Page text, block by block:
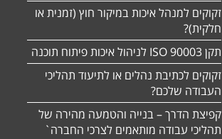
זקוקים למנהל איכות במיקור חוץ (זמנית או
חלקית)?
תקן ISO 90003 לניהול איכות פיתוח תוכנה
זקוקים לכתיבת נהלים או לתיעוד תהליכי
העבודה שלכם?
קפיצת הדרך – בנייה והטמעה מהירה של
תהליכי עבודה מותאמים לצרכי החברה`